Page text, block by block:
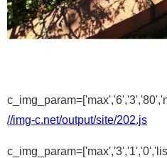
//img-c.net/output/site/202.js